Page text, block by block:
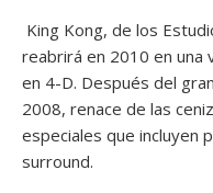
King Kong, de los
reabrirá en 2010 en una
en 4-D. Después del
2008, renace de las
especiales que incluyen
surround.